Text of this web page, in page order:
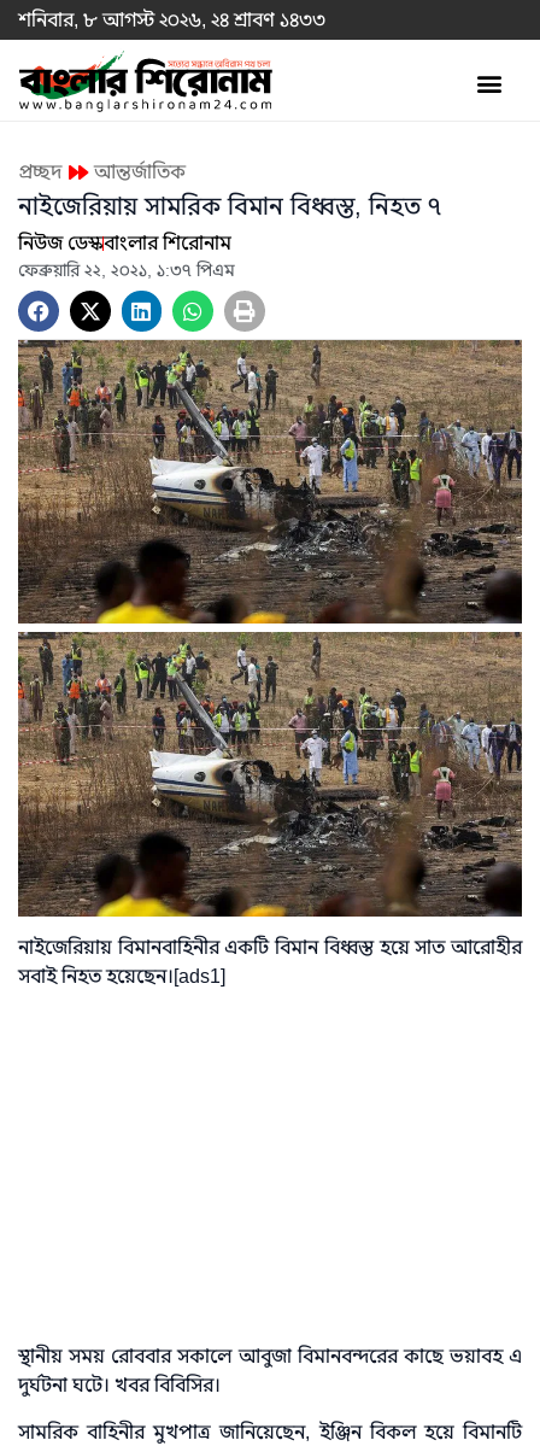
শনিবার, ৮ আগস্ট ২০২৬, ২৪ শ্রাবণ ১৪৩৩
প্রচ্ছদ আন্তর্জাতিক
নাইজেরিয়ায় সামরিক বিমান বিধ্বস্ত, নিহত ৭
নিউজ ডেস্কবাংলার শিরোনাম
ফেব্রুয়ারি ২২, ২০২১, ১:৩৭ পিএম
নাইজেরিয়ায় বিমানবাহিনীর একটি বিমান বিধ্বস্ত হয়ে সাত আরোহীর
সবাই নিহত হয়েছেন।[ads1]
স্থানীয় সময় রোববার সকালে আবুজা বিমানবন্দরের কাছে ভয়াবহ এ
দুর্ঘটনা ঘটে। খবর বিবিসির।
সামরিক বাহিনীর মুখপাত্র জানিয়েছেন, ইঞ্জিন বিকল হয়ে বিমানটি